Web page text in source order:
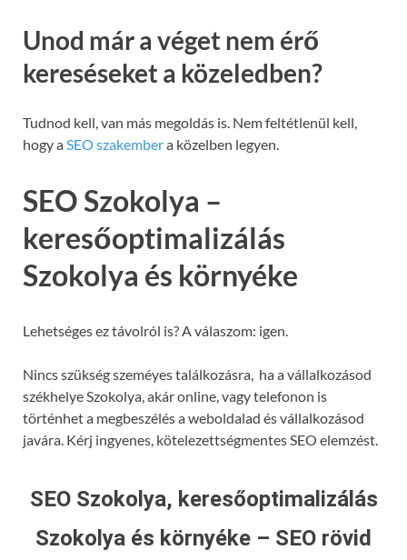
Unod már a véget nem érő
kereséseket a közeledben?
Tudnod kell, van más megoldás is. Nem feltétlenül kell,
hogy aSEO szakembera közelben legyen.
SEO Szokolya –
keresőoptimalizálás
Szokolya és környéke
Lehetséges ez távolról is? A válaszom: igen.
Nincs szükség szeméyes találkozásra, ha a vállalkozásod
székhelye Szokolya, akár online, vagy telefonon is
történhet a megbeszélés a weboldalad és vállalkozásod
javára. Kérj ingyenes, kötelezettségmentes SEO elemzést.
SEO Szokolya, keresőoptimalizálás
Szokolya és környéke – SEO rövid